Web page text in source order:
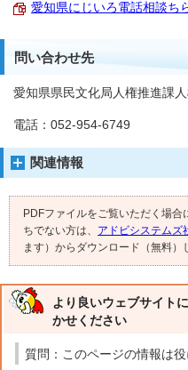
愛知県にじいろ電話相談ち
問い合わせ先
愛知県県民文化局人権推進課
電話：052-954-6749
関連情報
PDFファイルをご覧いただく場
ちでない方は、 アドビシステムズ
ます）からダウンロード（無料）
より良いウェブサイト
かせください
質問：このページの情報は